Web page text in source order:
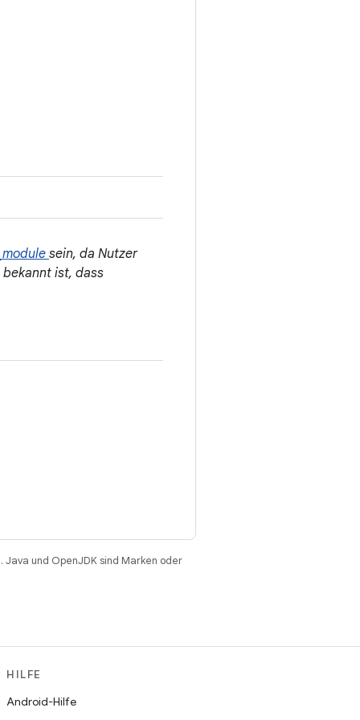
sein, da Nutzer
ist, dass
und OpenJDK sind Marken oder
HILFE
Android-Hilfe